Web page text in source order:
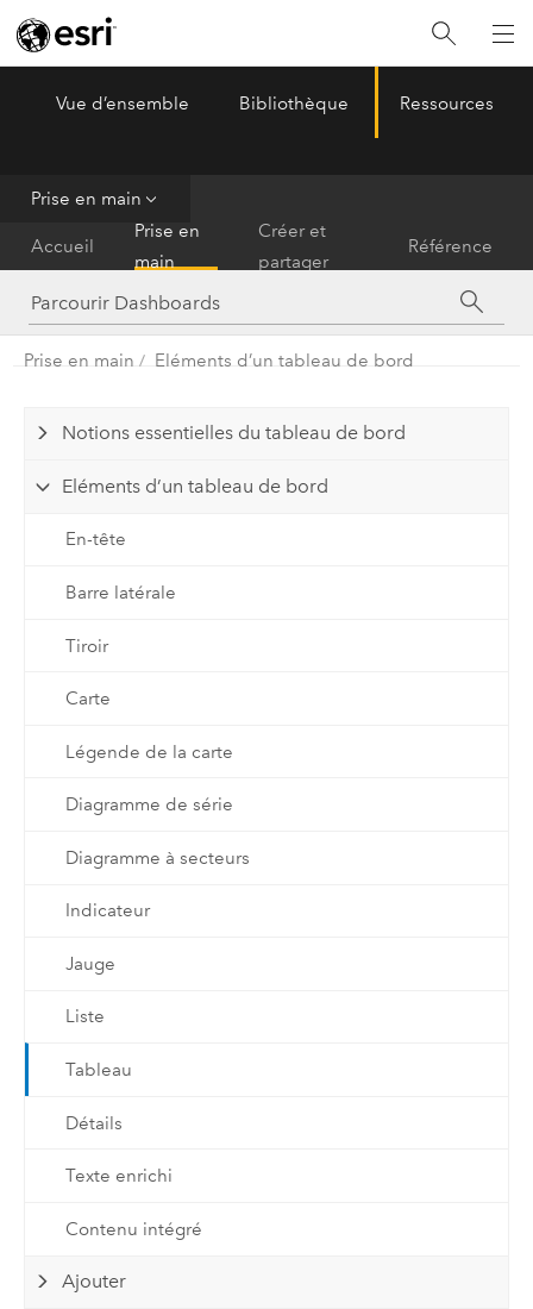
ArcGIS Dashboards
Vue d’ensemble Bibliothèque Ressources
Prise en main
Accueil
Prise en
main
Créer et
partager
Référence
Prise en main Eléments d’un tableau de bord
Notions essentielles du tableau de bord
Eléments d’un tableau de bord
En-tête
Barre latérale
Tiroir
Carte
Légende de la carte
Diagramme de série
Diagramme à secteurs
Indicateur
Jauge
Liste
Tableau
Détails
Texte enrichi
Contenu intégré
Ajouter